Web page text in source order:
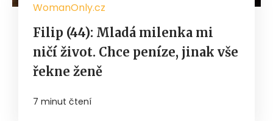
WomanOnly.cz
Filip (44): Mladá milenka mi
ničí život. Chce peníze, jinak vše
řekne ženě
7 minut čtení